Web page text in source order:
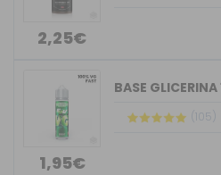
2,25€
1,95€
(105)